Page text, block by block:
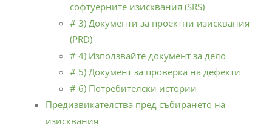
софтуерните изисквания (SRS)
# 3) Документи за проектни изисквания
(PRD)
# 4) Използвайте документ за дело
# 5) Документ за проверка на дефекти
# 6) Потребителски истории
Предизвикателства пред събирането на
изисквания